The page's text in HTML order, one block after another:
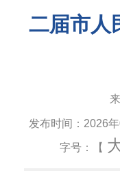
二届市人
发布时间： 2026
字号：【